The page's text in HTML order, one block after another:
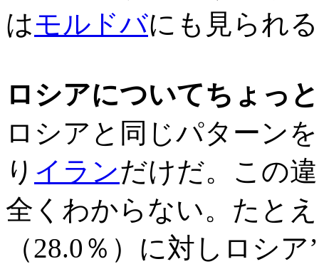
はモルドバにも見られる
ロシアについてちょっ
ロシアと同じパターン
り イランだけだ。この
全くわからない。たと
（28.0％）に対しロシ